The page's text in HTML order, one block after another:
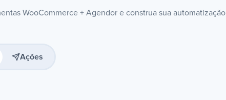
WooCommerce + Agendor e construa sua automatização
Ações